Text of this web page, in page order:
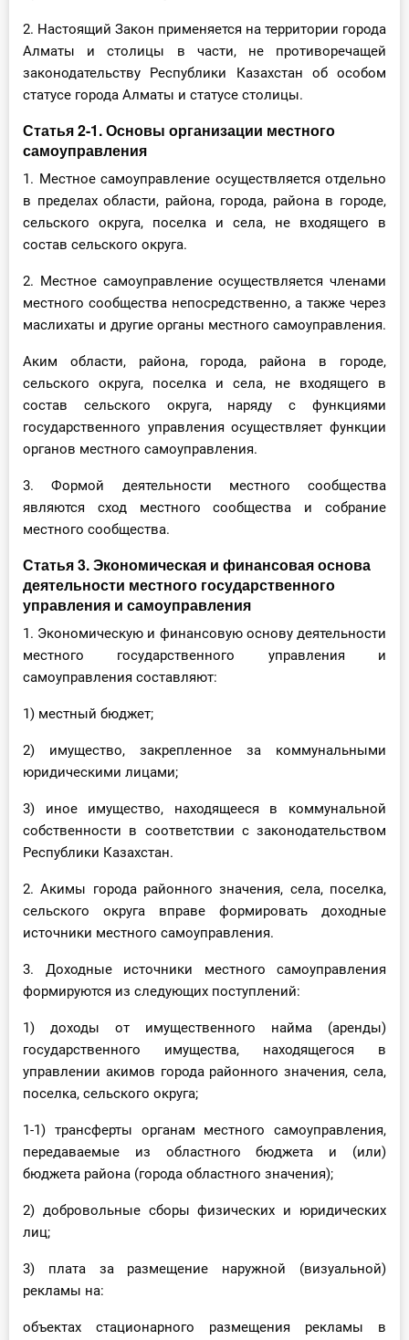
2. Настоящий Закон применяется на территории города
Алматы и столицы в части, не противоречащей
законодательству Республики Казахстан об особом
статусе города Алматы и статусе столицы.
Статья 2-1. Основы организации местного
самоуправления
1. Местное самоуправление осуществляется отдельно
в пределах области, района, города, района в городе,
сельского округа, поселка и села, не входящего в
состав сельского округа.
2. Местное самоуправление осуществляется членами
местного сообщества непосредственно, а также через
маслихаты и другие органы местного самоуправления.
Аким области, района, города, района в городе,
сельского округа, поселка и села, не входящего в
состав сельского округа, наряду с функциями
государственного управления осуществляет функции
органов местного самоуправления.
3. Формой деятельности местного сообщества
являются сход местного сообщества и собрание
местного сообщества.
Статья 3. Экономическая и финансовая основа
деятельности местного государственного
управления и самоуправления
1. Экономическую и финансовую основу деятельности
местного государственного управления и
самоуправления составляют:
1) местный бюджет;
2) имущество, закрепленное за коммунальными
юридическими лицами;
3) иное имущество, находящееся в коммунальной
собственности в соответствии с законодательством
Республики Казахстан.
2. Акимы города районного значения, села, поселка,
сельского округа вправе формировать доходные
источники местного самоуправления.
3. Доходные источники местного самоуправления
формируются из следующих поступлений:
1) доходы от имущественного найма (аренды)
государственного имущества, находящегося в
управлении акимов города районного значения, села,
поселка, сельского округа;
1-1) трансферты органам местного самоуправления,
передаваемые из областного бюджета и (или)
бюджета района (города областного значения);
2) добровольные сборы физических и юридических
лиц;
3) плата за размещение наружной (визуальной)
рекламы на:
объектах стационарного размещения рекламы в